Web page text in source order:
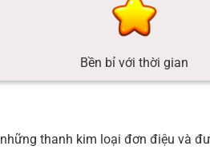
Bền bỉ với thời gian
thanh kim loại đơn điệu và